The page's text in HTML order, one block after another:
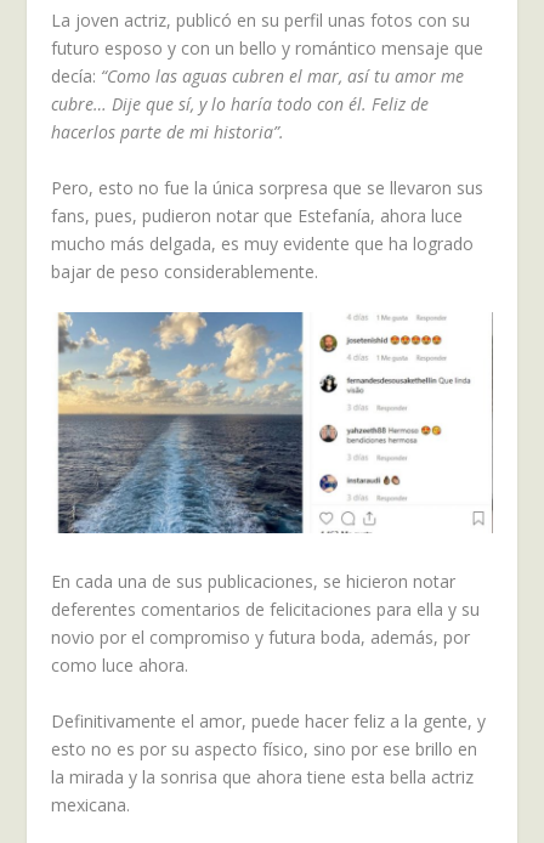
La joven actriz, publicó en su perfil unas fotos con su
futuro esposo y con un bello y romántico mensaje que
decía: “Como las aguas cubren el mar, así tu amor me
cubre… Dije que sí, y lo haría todo con él. Feliz de
hacerlos parte de mi historia”.
Pero, esto no fue la única sorpresa que se llevaron sus
fans, pues, pudieron notar que Estefanía, ahora luce
mucho más delgada, es muy evidente que ha logrado
bajar de peso considerablemente.
En cada una de sus publicaciones, se hicieron notar
deferentes comentarios de felicitaciones para ella y su
novio por el compromiso y futura boda, además, por
como luce ahora.
Definitivamente el amor, puede hacer feliz a la gente, y
esto no es por su aspecto físico, sino por ese brillo en
la mirada y la sonrisa que ahora tiene esta bella actriz
mexicana.